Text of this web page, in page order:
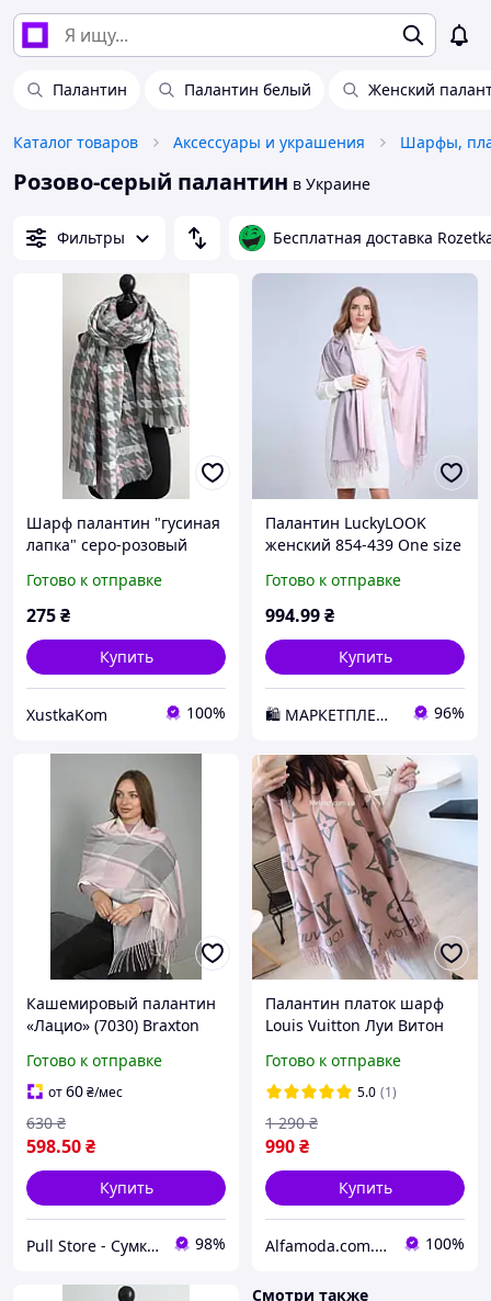
Палантин Палантин белый Женский
Каталог товаров Аксессуары и украшения Шарфы,
Розово-серый палантин в Украине
Фильтры Бесплатная доставка
Шарф палантин "гусиная
лапка" серо-розовый
Готово к отправке
275₴
Купить
XustkaKom 100%
Палантин LuckyLOOK
женский 854-439 One size
Готово к отправке
994.99₴
Купить
🛍️ МАРКЕТПЛЕЙС DMD 96%
Кашемировый палантин
«Лацио» (7030) Braxton
Готово к отправке
от60₴/мес
598.50₴
630 ₴
Купить
Pull Store - Cумки, рюкзаки, шапки и другие аксессуары 98%
Палантин платок шарф
Louis Vuitton Луи Витон
Готово к отправке
5.0 (1)
990₴
1 290 ₴
Купить
Alfamoda.com.ua 100%
Смотри также